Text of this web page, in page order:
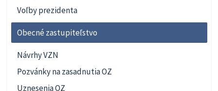
Voľby prezidenta
Obecné zastupiteľstvo
Návrhy VZN
Pozvánky na zasadnutia OZ
Uznesenia OZ